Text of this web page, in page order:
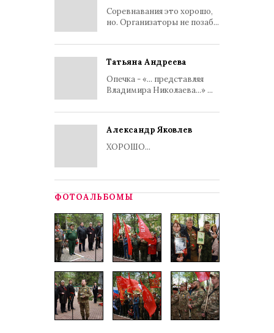
Соревнавания это хорошо,
но. Организаторы не позаб...
Татьяна Андреева
Опечка - «... представляя
Владимира Николаева...» ...
Александр Яковлев
ХОРОШО...
ФОТОАЛЬБОМЫ